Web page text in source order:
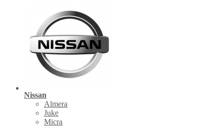
Nissan
Almera
Juke
Micra